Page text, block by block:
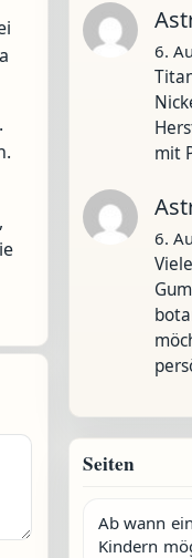
6.
mit
6.
Seiten
Ab wann
Kindern